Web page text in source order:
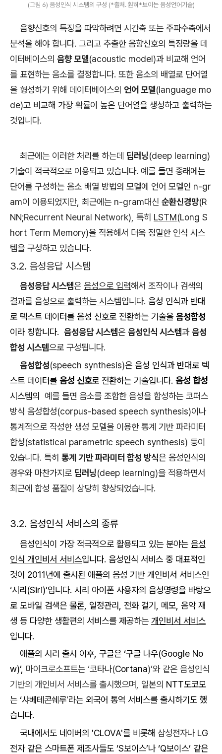
(그림 6) 음성인식 시스템의 구성 (*출처. 훤히*보이는 음성언어기술)
음향신호의 특징을 파악하려면 시간축 또는 주파수축에서
분석을 해야 합니다. 그리고 추출한 음향신호의 특징량을 데
이터베이스의 음향 모델(acoustic model)과 비교해 언어
를 표현하는 음소를 결정합니다. 또한 음소의 배열로 단어열
을 형성하기 위해 데이터베이스의 언어 모델(language mo
de)고 비교해 가장 확률이 높은 단어열을 생성하고 출력하는
것입니다.
최근에는 이러한 처리를 하는데 딥러닝(deep learning)
기술이 적극적으로 이용되고 있습니다. 예를 들면 종래에는
단어를 구성하는 음소 배열 방법의 모델에 언어 모델인 n-gr
am이 이용되었지만, 최근에는 n-gram대신 순환신경망(R
NN;Recurrent Neural Network), 특히 LSTM(Long S
hort Term Memory)을 적용해서 더욱 정밀한 인식 시스
템을 구성하고 있습니다.
3.2. 음성응답 시스템
음성응답 시스템은 음성으로 입력해서 조작이나 검색의
결과를 음성으로 출력하는 시스템입니다. 음성 인식과 반대
로 텍스트 데이터를 음성 신호로 전환하는 기술을 음성합성
이라 칭합니다. 음성응답 시스템은 음성인식 시스템과음성
합성 시스템으로 구성됩니다.
음성합성(speech synthesis)은 음성 인식과 반대로 텍
스트 데이터를 음성 신호로 전환하는 기술입니다. 음성 합성
시스템의 예를 들면 음소를 조합한 음성을 합성하는 코퍼스
방식 음성합성(corpus-based speech synthesis)이나
통계적으로 작성한 생성 모델을 이용한 통계 기반 파라미터
합성(statistical parametric speech synthesis) 등이
있습니다. 특히 통계 기반 파라미터 합성 방식은 음성인식의
경우와 마찬가지로 딥러닝(deep learning)을 적용하면서
최근에 합성 품질이 상당히 향상되었습니다.
3.2. 음성인식 서비스의 종류
음성인식이 가장 적극적으로 활용되고 있는 분야는 음성
인식 개인비서 서비스입니다. 음성인식 서비스 중 대표적인
것이 2011년에 출시된 애플의 음성 기반 개인비서 서비스인
‘시리(Siri)’입니다. 시리 아이폰 사용자의 음성명령을 바탕으
로 모바일 검색은 물론, 일정관리, 전화 걸기, 메모, 음악 재
생 등 다양한 생활편의 서비스를 제공하는 개인비서 서비스
입니다.
애플의 시리 출시 이후, 구글은 ‘구글 나우(Google No
w)’, 마이크로소프트는 ‘코타나(Cortana)’와 같은 음성인식
기반의 개인비서 서비스를 출시했으며, 일본의 NTT도코모
는 ‘샤베테콘쉐루'라는 외국어 통역 서비스를 출시하기도 했
습니다.
국내에서도 네이버의 'CLOVA'를 비롯해 삼성전자나 LG
전자 같은 스마트폰 제조사들도 ‘S보이스’나 ‘Q보이스’ 같은